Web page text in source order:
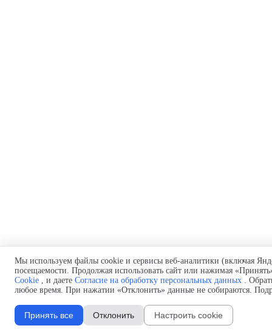
Мы используем файлы cookie и сервисы веб-аналитики (включая
посещаемости. Продолжая использовать сайт или нажимая
Cookie , и даете Согласие на обработку персональных данных .
любое время. При нажатии «Отклонить» данные не собираются.
Принять все Отклонить Настроить cookie